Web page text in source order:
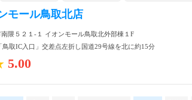
モール鳥取北店
隈５２１-１ イオンモール鳥取北外部棟１F
鳥取IC入口」交差点左折し国道29号線を北に約15分
5.00